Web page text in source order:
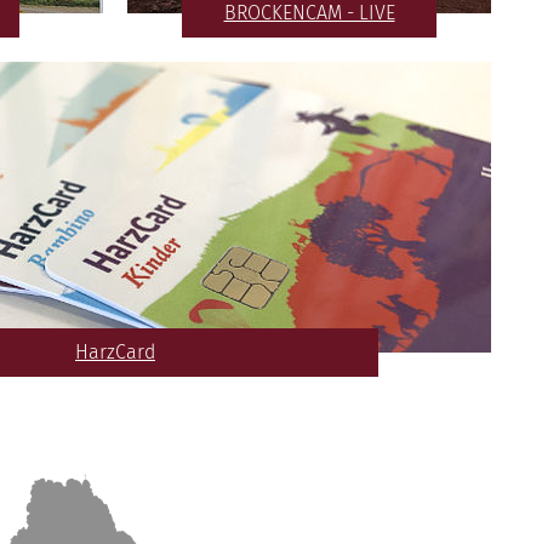
BROCKENCAM - LIVE
HarzCard